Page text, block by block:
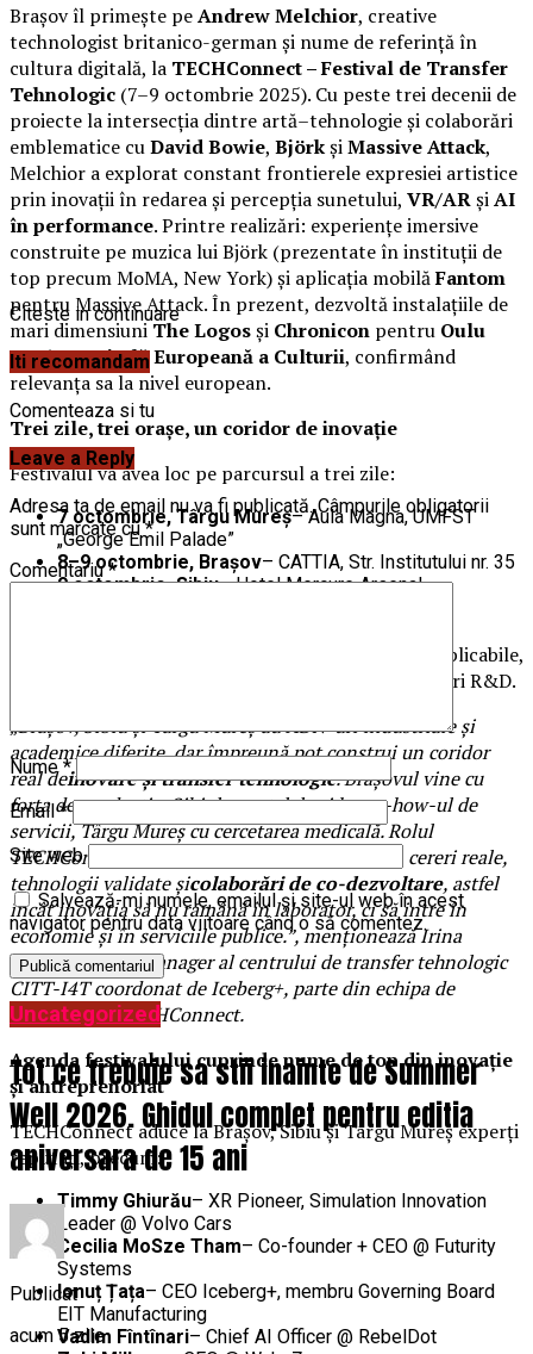
Brașov îl primește peAndrew Melchior, creative
technologist britanico-german și nume de referință în
cultura digitală, la TECHConnect – Festival de Transfer
Tehnologic (7–9 octombrie 2025). Cu peste trei decenii de
proiecte la intersecția dintre artă–tehnologie și colaborări
emblematice cuDavid Bowie, BjörkșiMassive Attack,
Melchior a explorat constant frontierele expresiei artistice
prin inovații în redarea și percepția sunetului, VR/ARșiAI
în performance. Printre realizări: experiențe imersive
construite pe muzica lui Björk (prezentate în instituții de
top precum MoMA, New York) și aplicația mobilăFantom
pentru Massive Attack. În prezent, dezvoltă instalațiile de
mari dimensiuni The Logosși Chronicon pentru Oulu
2026 – Capitală Europeană a Culturii, confirmând
relevanța sa la nivel european.
Trei zile, trei orașe, un coridor de inovație
Festivalul va avea loc pe parcursul a trei zile:
7 octombrie, Târgu Mureș– Aula Magna, UMFST
„George Emil Palade”
8–9 octombrie, Brașov– CATTIA, Str. Institutului nr. 35
9 octombrie, Sibiu– Hotel Mercure Arsenal
cercetare, prezentări de prototipuri și tehnologii aplicabile,
sesiuni de brokeraj și vizite tematice în infrastructuri R&D.
„Brașov, Sibiu și Târgu Mureș au ADN-uri industriale și
academice diferite, dar împreună pot construi un coridor
real deinovare și transfer tehnologic. Brașovul vine cu
forța de producție, Sibiul cu rețelele și know-how-ul de
servicii, Târgu Mureș cu cercetarea medicală. Rolul
TECHConnect este să lege aceste profiluri prin cereri reale,
tehnologii validate șicolaborări de co-dezvoltare, astfel
încât inovația să nu rămână în laborator, ci să intre în
economie și în serviciile publice.”,menționează Irina
Florea-Saghin, Manager al centrului de transfer tehnologic
CITT-I4T coordonat de Iceberg+, parte din echipa de
organizare a TECHConnect.
Agenda festivalului cuprinde nume de top din inovație
și antreprenoriat
TECHConnect aduce la Brașov, Sibiu și Târgu Mureș experți
reputați, precum:
Timmy Ghiurău– XR Pioneer, Simulation Innovation
Leader @ Volvo Cars
Cecilia MoSze Tham– Co-founder + CEO @ Futurity
Systems
Ionuț Țața– CEO Iceberg+, membru Governing Board
EIT Manufacturing
Vadim Fîntînari– Chief AI Officer @ RebelDot
Citeste in continuare
Iti recomandam
Comenteaza si tu
Leave a Reply
Adresa ta de email nu va fi publicată. Câmpurile obligatorii
sunt marcate cu*
Comentariu*
Nume*
Email*
Site web
Salvează-mi numele, emailul și site-ul web în acest
navigator pentru data viitoare când o să comentez.
Uncategorized
Tot ce trebuie sa stii inainte de Summer
Well 2026. Ghidul complet pentru editia
aniversara de 15 ani
Publicat
acum 5 zile